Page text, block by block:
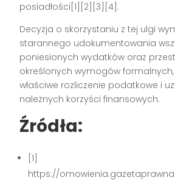
posiadłości[1][2][3][4].
Decyzja o skorzystaniu z tej ulgi
starannego udokumentowania
poniesionych wydatków oraz
określonych wymogów
właściwe rozliczenie podatkowe i
należnych korzyści finansowych.
Źródła:
[1]
https://